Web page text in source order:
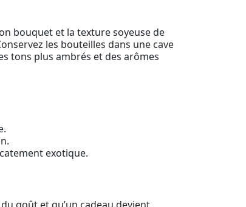
bouquet et la texture soyeuse de
les bouteilles dans une cave
tons plus ambrés et des arômes
exotique.